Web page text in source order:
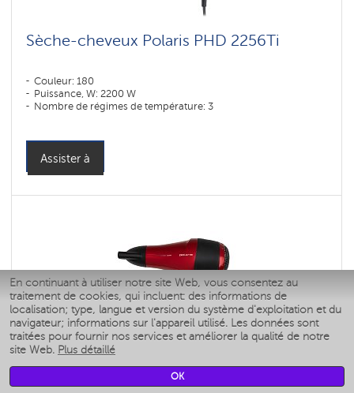
En continuant à utiliser notre site Web, vous consentez au
traitement de cookies, qui incluent: des informations de
localisation; type, langue et version du système d'exploitation et du
navigateur; informations sur l'appareil utilisé. Les données sont
traitées pour fournir nos services et améliorer la qualité de notre
site Web. Plus détaillé
OK
Sèche-cheveux Polaris PHD 2256Ti
Couleur: 180
Puissance, W: 2200 W
Nombre de régimes de température: 3
Assister à
Sèche-cheveux Polaris PHD 2077i